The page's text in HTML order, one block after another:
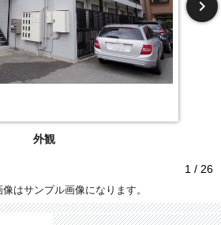
外観
1 / 26
はサンプル画像になります。